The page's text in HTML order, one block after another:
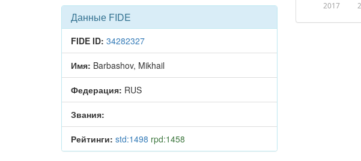
Данные FIDE
FIDE ID: 34282327
Имя: Barbashov, Mikhail
Федерация: RUS
Звания:
Рейтинги: std:1498 rpd:1458
2017